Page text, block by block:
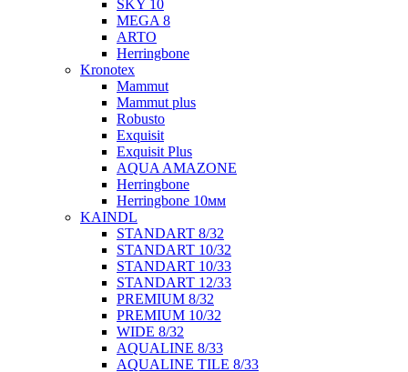
SKY 10
MEGA 8
ARTO
Herringbone
Kronotex
Mammut
Mammut plus
Robusto
Exquisit
Exquisit Plus
AQUA AMAZONE
Herringbone
Herringbone 10мм
KAINDL
STANDART 8/32
STANDART 10/32
STANDART 10/33
STANDART 12/33
PREMIUM 8/32
PREMIUM 10/32
WIDE 8/32
AQUALINE 8/33
AQUALINE TILE 8/33